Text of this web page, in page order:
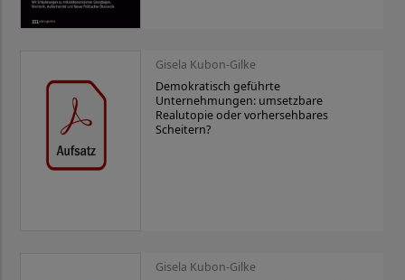
Gisela Kubon-Gilke
Demokratisch geführte
Unternehmungen: umsetzbare
Realutopie oder vorhersehbares
Scheitern?
Gisela Kubon-Gilke